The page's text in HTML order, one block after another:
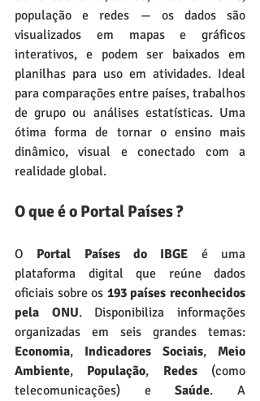
população e redes — os dados são
visualizados em mapas e gráficos
interativos, e podem ser baixados em
planilhas para uso em atividades. Ideal
para comparações entre países, trabalhos
de grupo ou análises estatísticas. Uma
ótima forma de tornar o ensino mais
dinâmico, visual e conectado com a
realidade global.
O que é o Portal Países ?
O Portal Países do IBGE é uma
plataforma digital que reúne dados
oficiais sobre os 193 países reconhecidos
pela ONU. Disponibiliza informações
Economia, Indicadores Sociais, Meio
Ambiente, População, Redes (como
telecomunicações) e Saúde. A